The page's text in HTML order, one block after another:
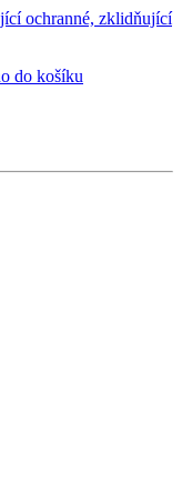
ochranné, zklidňující
do košíku